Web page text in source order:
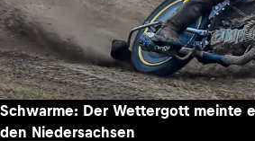
Schwarme: Der Wettergott meinte
den Niedersachsen